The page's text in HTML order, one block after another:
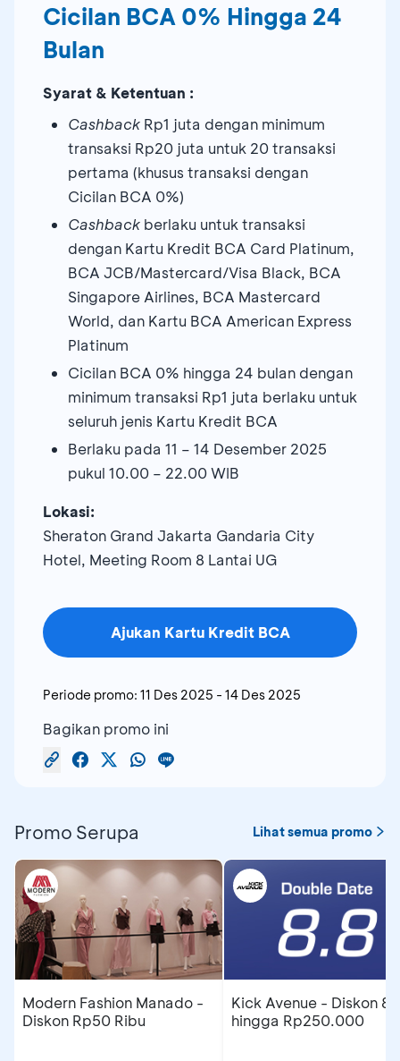
Cicilan BCA 0% Hingga 24
Bulan
Syarat & Ketentuan :
Cashback Rp1 juta dengan minimum
transaksi Rp20 juta untuk 20 transaksi
pertama (khusus transaksi dengan
Cicilan BCA 0%)
Cashback berlaku untuk transaksi
dengan Kartu Kredit BCA Card Platinum,
BCA JCB/Mastercard/Visa Black, BCA
Singapore Airlines, BCA Mastercard
World, dan Kartu BCA American Express
Platinum
Cicilan BCA 0% hingga 24 bulan dengan
minimum transaksi Rp1 juta berlaku untuk
seluruh jenis Kartu Kredit BCA
Berlaku pada 11 – 14 Desember 2025
pukul 10.00 – 22.00 WIB
Lokasi:
Sheraton Grand Jakarta Gandaria City
Hotel, Meeting Room 8 Lantai UG
Ajukan Kartu Kredit BCA
Periode promo: 11 Des 2025 - 14 Des 2025
Bagikan promo ini
Promo Serupa Lihat semua promo
Modern Fashion Manado -
Diskon Rp50 Ribu
Kick Avenue - Diskon
hingga Rp250.000